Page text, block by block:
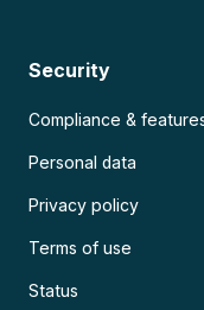
Security
Compliance &
Personal data
Privacy policy
Terms of use
Status